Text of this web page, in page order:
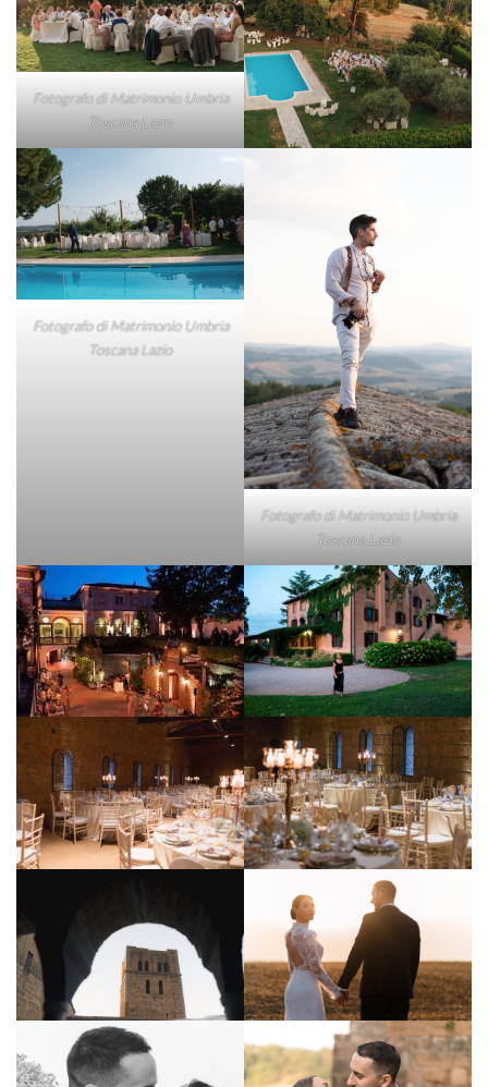
Fotografo di Matrimonio Umbria
Toscana Lazio
Fotografo di Matrimonio Umbria
Toscana Lazio
Fotografo di Matrimonio Umbria
Toscana Lazio